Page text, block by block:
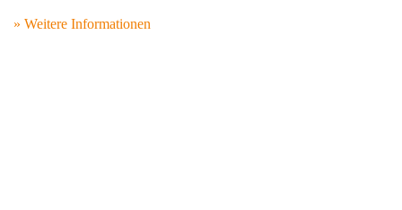
» Weitere Informationen